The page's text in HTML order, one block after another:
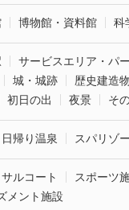
博物館・資料館 科
サービスエリア・パ
城・城跡 歴史建造物
初日の出 夜景 そ
帰り温泉 スパリゾ
ルコート スポーツ
メント施設